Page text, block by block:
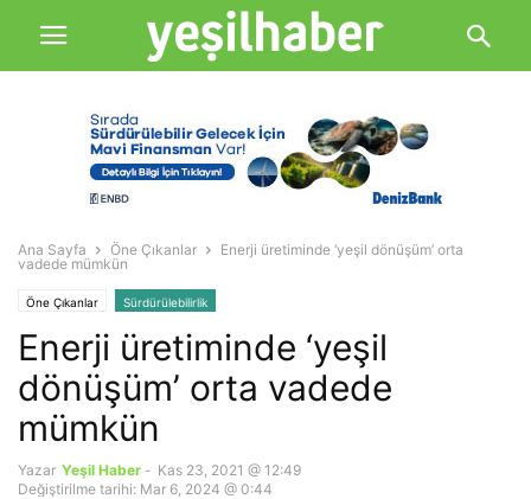
Ana Sayfa Öne Çıkanlar
Enerji üretiminde ‘yeşil dönüşüm’ orta
vadede mümkün
Öne Çıkanlar Sürdürülebilirlik
Enerji üretiminde ‘yeşil
dönüşüm’ orta vadede
mümkün
Yazar Yeşil Haber - Kas 23, 2021 @ 12:49
Değiştirilme tarihi: Mar 6, 2024 @ 0:44